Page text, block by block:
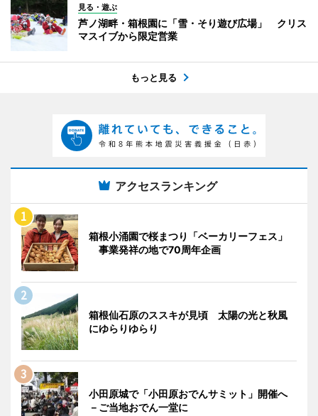
見る・遊ぶ
芦ノ湖畔・箱根園に「雪・そり遊び広場」 クリス
マスイブから限定営業
もっと見る
アクセスランキング
箱根小涌園で桜まつり「ベーカリーフェス」
事業発祥の地で70周年企画
箱根仙石原のススキが見頃 太陽の光と秋風
にゆらりゆらり
小田原城で「小田原おでんサミット」開催へ
－ご当地おでん一堂に